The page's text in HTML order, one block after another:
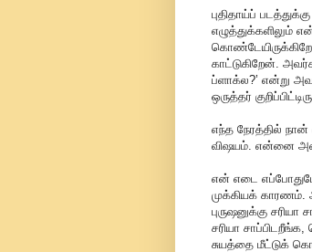
புதிதாய்ப்
எழுத்துக்களிலும்
காட்டுகிறேன்.
ப்ளாக்ல?’ என்று
ஒருத்தர்
எந்த நேரத்தில்
விஷயம். என்னை
என் எடை
முக்கியக் காரணம்.
புருஷனுக்கு
சரியா
சுயத்தை மீட்டுக்